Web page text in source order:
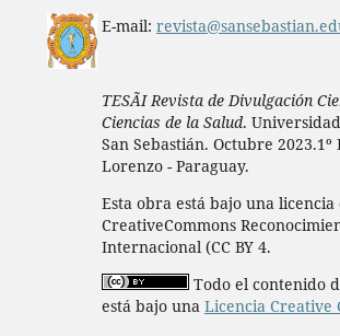
E-mail:
TESÃI Revista de Divulgación
Ciencias de la Salud.
San Sebastián. Octubre 2023.1º
Lorenzo - Paraguay.
Esta obra está bajo una licencia
CreativeCommons
Internacional (CC BY 4.
Todo el contenido
está bajo una Licencia Creative